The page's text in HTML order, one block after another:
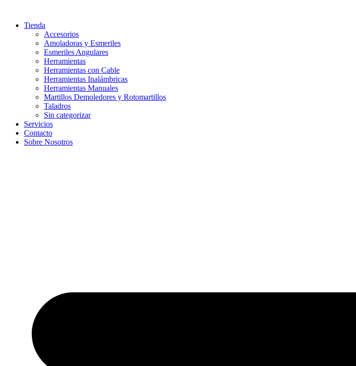
contenidoTienda
Accesorios
Amoladoras y Esmeriles
Esmeriles Angulares
Herramientas
Herramientas con Cable
Herramientas Inalámbricas
Herramientas Manuales
Martillos Demoledores y Rotomartillos
Taladros
Sin categorizar
Servicios
Contacto
Sobre Nosotros